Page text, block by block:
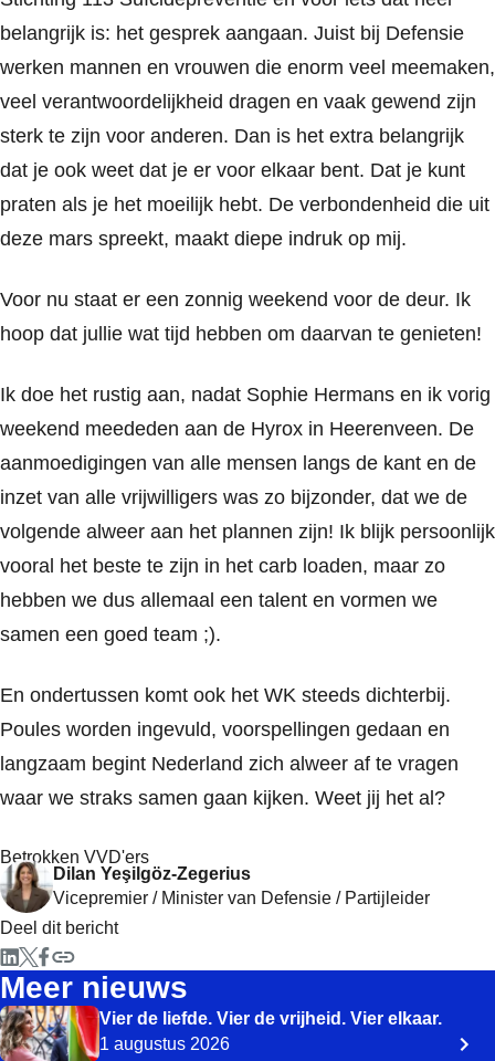
belangrijk is: het gesprek aangaan. Juist bij Defensie
werken mannen en vrouwen die enorm veel meemaken,
veel verantwoordelijkheid dragen en vaak gewend zijn
sterk te zijn voor anderen. Dan is het extra belangrijk
dat je ook weet dat je er voor elkaar bent. Dat je kunt
praten als je het moeilijk hebt. De verbondenheid die uit
deze mars spreekt, maakt diepe indruk op mij.
Voor nu staat er een zonnig weekend voor de deur. Ik
hoop dat jullie wat tijd hebben om daarvan te genieten!
Ik doe het rustig aan, nadat Sophie Hermans en ik vorig
weekend meededen aan de Hyrox in Heerenveen. De
aanmoedigingen van alle mensen langs de kant en de
inzet van alle vrijwilligers was zo bijzonder, dat we de
volgende alweer aan het plannen zijn! Ik blijk persoonlijk
vooral het beste te zijn in het carb loaden, maar zo
hebben we dus allemaal een talent en vormen we
samen een goed team ;).
En ondertussen komt ook het WK steeds dichterbij.
Poules worden ingevuld, voorspellingen gedaan en
langzaam begint Nederland zich alweer af te vragen
waar we straks samen gaan kijken. Weet jij het al?
Betrokken VVD'ers
Dilan Yeşilgöz-Zegerius
Vicepremier / Minister van Defensie / Partijleider
Deel dit bericht
Meer nieuws
Vier de liefde. Vier de vrijheid. Vier elkaar.
1 augustus 2026